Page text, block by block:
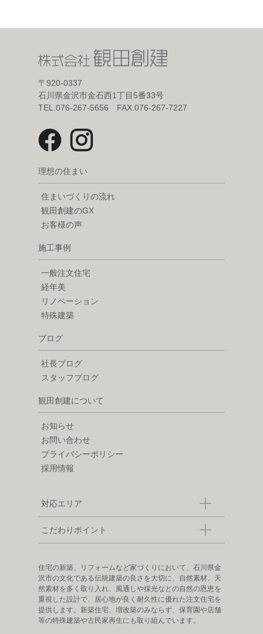
〒920-0337
石川県金沢市金石西1丁目5番33号
TEL.076-267-5656 FAX.076-267-7227
理想の住まい
住まいづくりの流れ
観田創建のGX
お客様の声
施工事例
一般注文住宅
経年美
リノベーション
特殊建築
ブログ
社長ブログ
スタッフブログ
観田創建について
お知らせ
お問い合わせ
プライバシーポリシー
採用情報
対応エリア
こだわりポイント
住宅の新築、リフォームなど家づくりにおいて、石川県金
沢市の文化である伝統建築の良さを大切に、自然素材、天
然素材を多く取り入れ、風通しや採光などの自然の恩恵を
重視した設計で、居心地が良く耐久性に優れた注文住宅を
提供します。新築住宅、増改築のみならず、保育園や店舗
等の特殊建築や古民家再生にも取り組んでいます。